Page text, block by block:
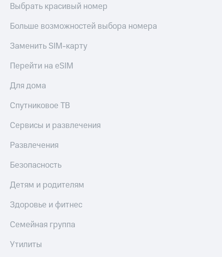
Выбрать красивый номер
Больше возможностей выбора номера
Заменить SIM-карту
Перейти на eSIM
Для дома
Спутниковое ТВ
Сервисы и развлечения
Развлечения
Безопасность
Детям и родителям
Здоровье и фитнес
Семейная группа
Утилиты